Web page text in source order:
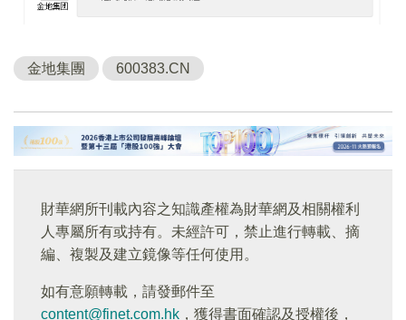
金地集團 600383.CN
財華網所刊載內容之知識產權為財華網及相關權利
人專屬所有或持有。未經許可，禁止進行轉載、摘
編、複製及建立鏡像等任何使用。
如有意願轉載，請發郵件至
content@finet.com.hk ，獲得書面確認及授權後，